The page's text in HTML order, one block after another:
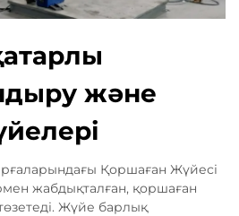
және
Қоршаған Жүйесі
жабдықталған, қоршаған
Жүйе барлық